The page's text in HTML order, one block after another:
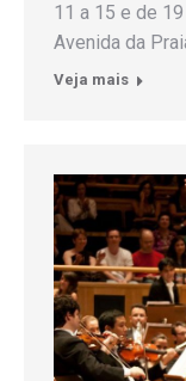
11 a 15 e de 19
Avenida da
Veja mais